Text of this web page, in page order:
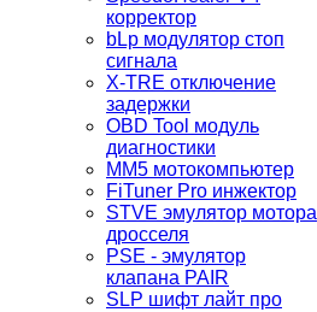
корректор
bLp модулятор стоп
сигнала
X-TRE отключение
задержки
OBD Tool модуль
диагностики
MM5 мотокомпьютер
FiTuner Pro инжектор
STVE эмулятор мотора
дросселя
PSE - эмулятор
клапана PAIR
SLP шифт лайт про